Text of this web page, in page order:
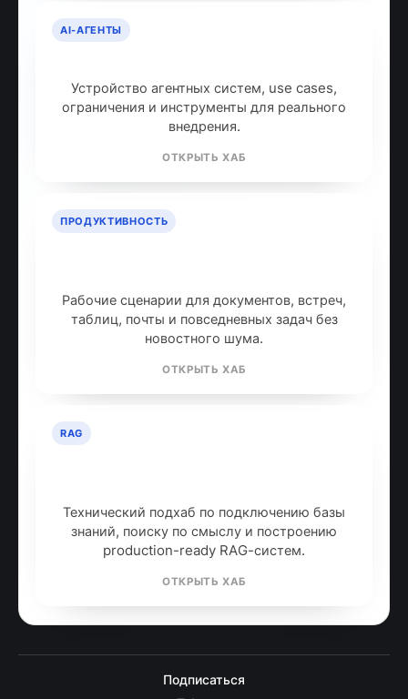
AI-АГЕНТЫ
Устройство агентных систем, use cases,
ограничения и инструменты для реального
внедрения.
ОТКРЫТЬ ХАБ
ПРОДУКТИВНОСТЬ
Рабочие сценарии для документов, встреч,
таблиц, почты и повседневных задач без
новостного шума.
ОТКРЫТЬ ХАБ
RAG
Технический подхаб по подключению базы
знаний, поиску по смыслу и построению
production-ready RAG-систем.
ОТКРЫТЬ ХАБ
Подписаться